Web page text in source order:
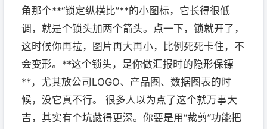
角那个**“锁定纵横比”**的小图标，它长得很低
调，就是个锁头加两个箭头。点一下，锁就开了，
这时候你再拉，图片再大再小，比例死死卡住，不
会变形。**这个锁头，是你做汇报时的隐形保镖
**，尤其放公司LOGO、产品图、数据图表的时
候，没它真不行。 很多人以为点了这个就万事大
吉，其实有个坑藏得更深。你要是用“裁剪”功能把